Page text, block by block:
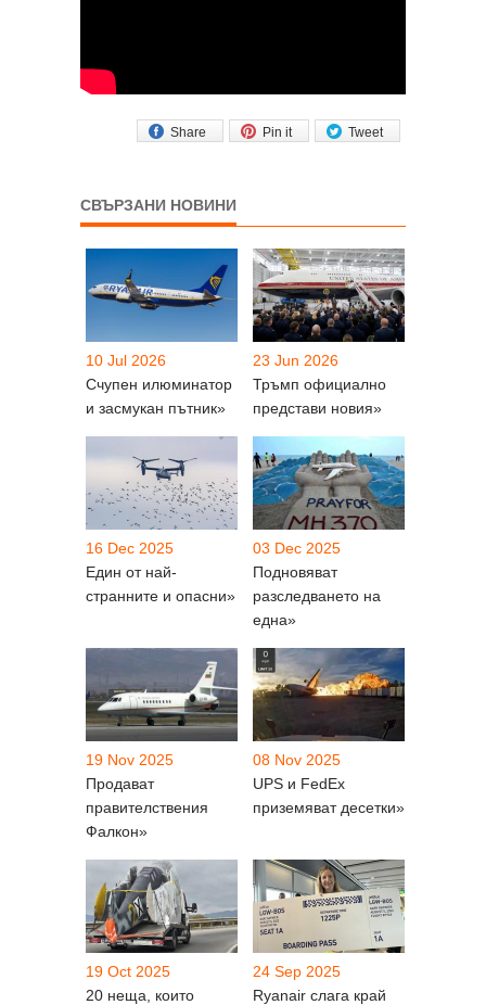
Tweet
Pin it
Share
СВЪРЗАНИ НОВИНИ
10 Jul 2026
Счупен илюминатор
и засмукан пътник»
23 Jun 2026
Тръмп официално
представи новия»
16 Dec 2025
Един от най-
странните и опасни»
03 Dec 2025
Подновяват
разследването на
една»
19 Nov 2025
Продават
правителствения
Фалкон»
08 Nov 2025
UPS и FedEx
приземяват десетки»
19 Oct 2025
20 неща, които
24 Sep 2025
Ryanair слага край